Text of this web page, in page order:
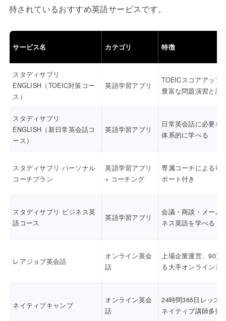
持されているおすすめ英語サービスです。
サービス名 カテゴリ 特徴
スタディサプリ
ENGLISH（TOEIC対策コー
ス）
英語学習アプリ
TOEICスコアアップ
豊富な問題演習と講
スタディサプリ
ENGLISH（新日常英会話コ
ース）
英語学習アプリ
日常英会話に必要な
体系的に学べる
スタディサプリ パーソナル
コーチプラン
英語学習アプリ
+ コーチング
専属コーチによる毎
ポート付き
スタディサプリ ビジネス英
語コース
英語学習アプリ
会議・商談・メール
ネス英語を学べる
レアジョブ英会話
オンライン英会
話
上場企業運営、90万
る大手オンライン英
ネイティブキャンプ
オンライン英会
話
24時間365日レッス
ネイティブ講師多数